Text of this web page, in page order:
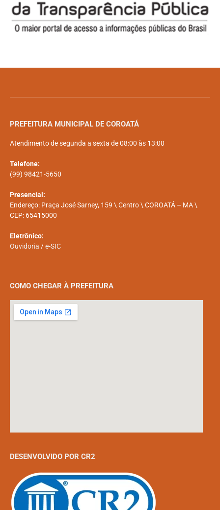
PREFEITURA MUNICIPAL DE COROATÁ
Atendimento de segunda a sexta de 08:00 às 13:00
Telefone:
(99) 98421-5650
Presencial:
Endereço: Praça José Sarney, 159 \ Centro \ COROATÁ – MA \
CEP: 65415000
Eletrônico:
Ouvidoria /e-SIC
COMO CHEGAR À PREFEITURA
DESENVOLVIDO POR CR2